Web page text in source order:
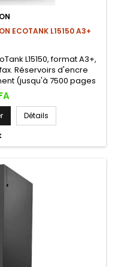
ECOTANK L15150 A3+
L15150, format A3+,
Réservoirs d'encre
(jusqu'à 7500 pages
recto-verso
et écran tactile de
performante pour les
Détails